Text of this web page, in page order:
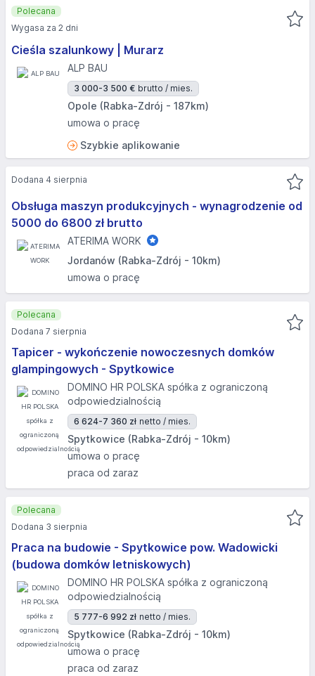
Cieśla szalunkowy | Murarz
ALP BAU
3 000-3 500 € brutto / mies.
Opole (Rabka-Zdrój - 187km)
umowa o pracę
Szybkie aplikowanie
Polecana
Wygasa za 2 dni
Obsługa maszyn produkcyjnych - wynagrodzenie od
5000 do 6800 zł brutto
ATERIMA WORK
Jordanów (Rabka-Zdrój - 10km)
umowa o pracę
Dodana 4 sierpnia
Tapicer - wykończenie nowoczesnych domków
glampingowych - Spytkowice
DOMINO HR POLSKA spółka z ograniczoną
odpowiedzialnością
6 624-7 360 zł netto / mies.
Spytkowice (Rabka-Zdrój - 10km)
umowa o pracę
praca od zaraz
Polecana
Dodana 7 sierpnia
Praca na budowie - Spytkowice pow. Wadowicki
(budowa domków letniskowych)
DOMINO HR POLSKA spółka z ograniczoną
odpowiedzialnością
5 777-6 992 zł netto / mies.
Spytkowice (Rabka-Zdrój - 10km)
umowa o pracę
praca od zaraz
Polecana
Dodana 3 sierpnia